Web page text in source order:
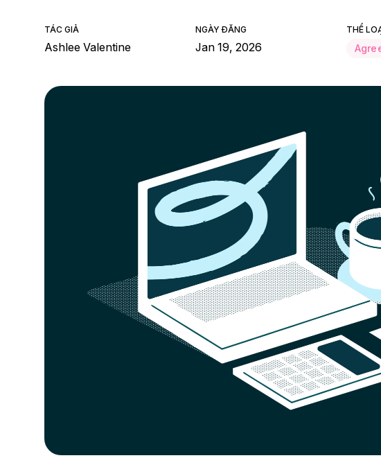
TÁC GIẢ
Ashlee Valentine
NGÀY ĐĂNG
Jan 19, 2026
THỂ